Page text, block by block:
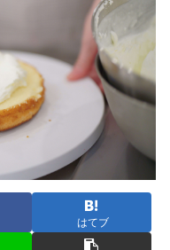
はてブ